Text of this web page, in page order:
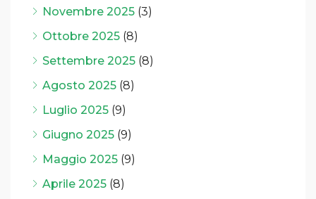
Novembre 2025 (3)
Ottobre 2025 (8)
Settembre 2025 (8)
Agosto 2025 (8)
Luglio 2025 (9)
Giugno 2025 (9)
Maggio 2025 (9)
Aprile 2025 (8)